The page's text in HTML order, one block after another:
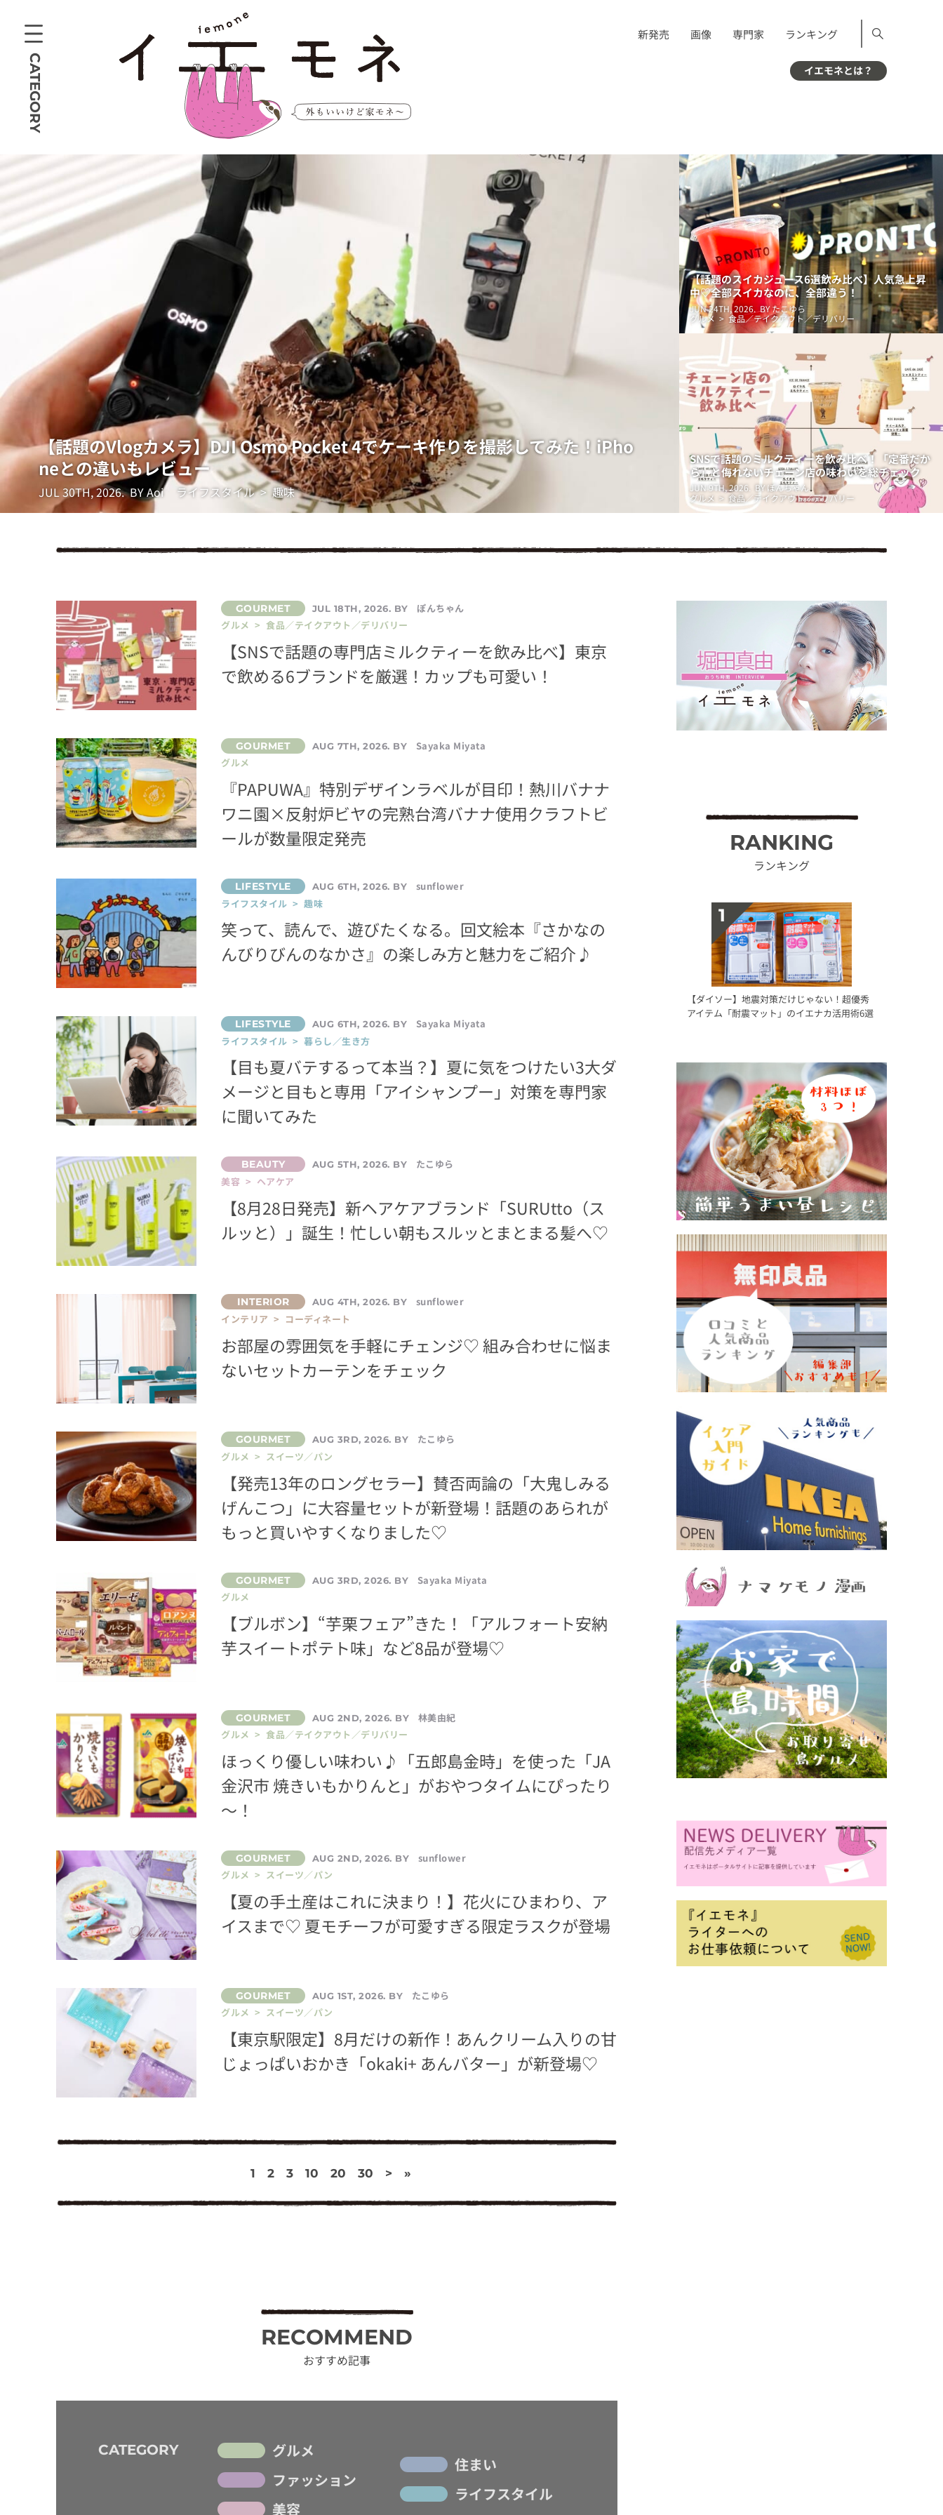
CATEGORY
新発売 画像 専門家 ランキング
イエモネとは？
【話題のVlogカメラ】DJI Osmo Pocket 4でケーキ作りを撮影してみた！iPho
neとの違いもレビュー
JUL 30TH, 2026. BY Aoi ライフスタイル > 趣味
【話題のスイカジュース6選飲み比べ】人気急上昇
中♡全部スイカなのに、全部違う！
JUN 24TH, 2026. BY たこゆら
グルメ > 食品／テイクアウト／デリバリー
SNSで話題のミルクティーを飲み比べ！「定番だか
ら」と侮れないチェーン店の味わいを総チェック
JUN 9TH, 2026. BY ぽんちゃん
グルメ > 食品／テイクアウト／デリバリー
JUL 18TH, 2026. BY
ぽんちゃん
グルメ > 食品／テイクアウト／デリバリー
【SNSで話題の専門店ミルクティーを飲み比べ】東京
で飲める6ブランドを厳選！カップも可愛い！
AUG 7TH, 2026. BY
Sayaka Miyata
グルメ
『PAPUWA』特別デザインラベルが目印！熱川バナナ
ワニ園×反射炉ビヤの完熟台湾バナナ使用クラフトビ
ールが数量限定発売
AUG 6TH, 2026. BY
sunflower
ライフスタイル > 趣味
笑って、読んで、遊びたくなる。回文絵本『さかなの
んびりびんのなかさ』の楽しみ方と魅力をご紹介♪
AUG 6TH, 2026. BY
Sayaka Miyata
ライフスタイル > 暮らし／生き方
【目も夏バテするって本当？】夏に気をつけたい3大ダ
メージと目もと専用「アイシャンプー」対策を専門家
に聞いてみた
AUG 5TH, 2026. BY
たこゆら
美容 > ヘアケア
【8月28日発売】新ヘアケアブランド「SURUtto（ス
ルッと）」誕生！忙しい朝もスルッとまとまる髪へ♡
AUG 4TH, 2026. BY
sunflower
インテリア > コーディネート
お部屋の雰囲気を手軽にチェンジ♡ 組み合わせに悩ま
ないセットカーテンをチェック
AUG 3RD, 2026. BY
たこゆら
グルメ > スイーツ／パン
【発売13年のロングセラー】賛否両論の「大鬼しみる
げんこつ」に大容量セットが新登場！話題のあられが
もっと買いやすくなりました♡
AUG 3RD, 2026. BY
Sayaka Miyata
グルメ
【ブルボン】“芋栗フェア”きた！「アルフォート安納
芋スイートポテト味」など8品が登場♡
AUG 2ND, 2026. BY
林美由紀
グルメ > 食品／テイクアウト／デリバリー
ほっくり優しい味わい♪「五郎島金時」を使った「JA
金沢市 焼きいもかりんと」がおやつタイムにぴったり
～！
AUG 2ND, 2026. BY
sunflower
グルメ > スイーツ／パン
【夏の手土産はこれに決まり！】花火にひまわり、ア
イスまで♡ 夏モチーフが可愛すぎる限定ラスクが登場
AUG 1ST, 2026. BY
たこゆら
グルメ > スイーツ／パン
【東京駅限定】8月だけの新作！あんクリーム入りの甘
じょっぱいおかき「okaki+ あんバター」が新登場♡
1 2 3 10 20 30 > »
RECOMMEND
おすすめ記事
CATEGORY
グルメ
ファッション
美容
住まい
ライフスタイル
RANKING
ランキング
【ダイソー】地震対策だけじゃない！超優秀
アイテム「耐震マット」のイエナカ活用術6選